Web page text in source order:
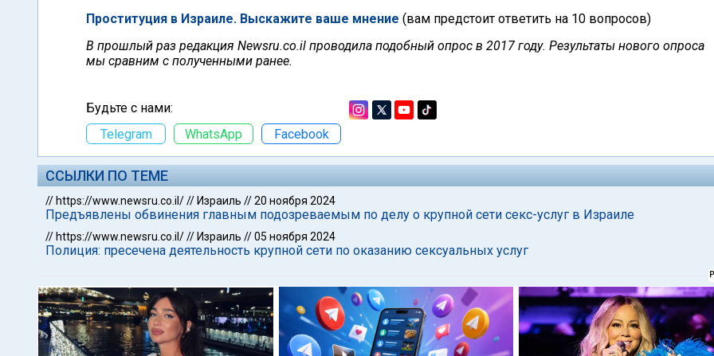
Проституция в Израиле. Выскажите ваше мнение (вам предстоит ответить на 10 вопросов)
В прошлый раз редакция Newsru.co.il проводила подобный опрос в 2017 году. Результаты нового опроса
мы сравним с полученными ранее.
Будьте с нами:
Telegram
WhatsApp Facebook
ССЫЛКИ ПО ТЕМЕ
// https://www.newsru.co.il/// Израиль //20 ноября 2024
Предъявлены обвинения главным подозреваемым по делу о крупной сети секс-услуг в Израиле
// https://www.newsru.co.il/// Израиль //05 ноября 2024
Полиция: пресечена деятельность крупной сети по оказанию сексуальных услуг